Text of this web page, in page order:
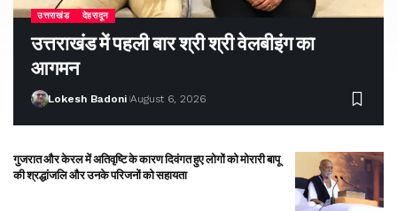
उत्तराखंड देहरादून
उत्तराखंड में पहली बार श्री श्री वेलबीइंग का
आगमन
Lokesh Badoni August 6, 2026
गुजरात और केरल में अतिवृष्टि के कारण दिवंगत हुए लोगों को मोरारी बापू
की श्रद्धांजलि और उनके परिजनों को सहायता